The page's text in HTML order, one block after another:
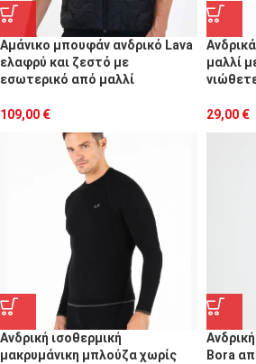
Αμάνικο μπουφάν ανδρικό Lava
ελαφρύ και ζεστό με
εσωτερικό από μαλλί
109,00 €
μαλλί
29,00 €
Ανδρική ισοθερμική
μακρυμάνικη μπλούζα χωρίς
Bora